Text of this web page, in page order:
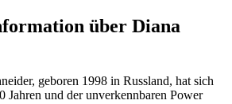
über Diana
geboren 1998 in Russland, hat sich
Jahren und der unverkennbaren Power